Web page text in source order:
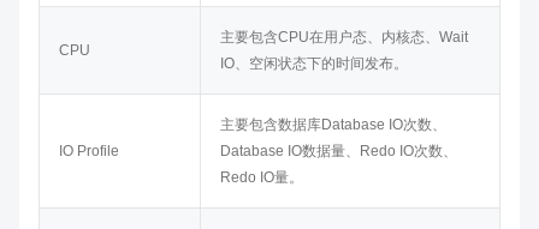
CPU
主要包含CPU在用户态、内核态、Wait
IO、空闲状态下的时间发布。
IO Profile
主要包含数据库Database IO次数、
Database IO数据量、Redo IO次数、
Redo IO量。